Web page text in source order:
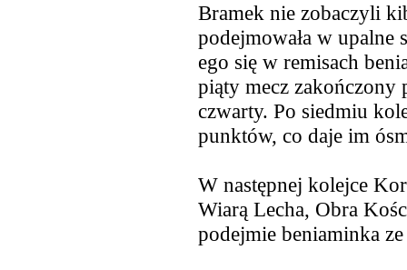
Bramek nie zobaczyli
podejmowała w upalne
ego się w remisach
piąty mecz zakończony
czwarty. Po siedmiu
punktów, co daje im
W następnej kolejce
Wiarą Lecha, Obra
podejmie beniaminka